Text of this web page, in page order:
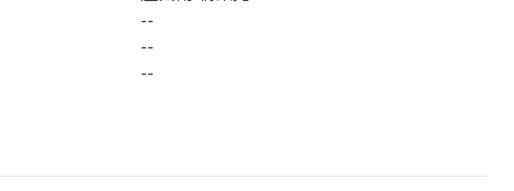
--
--
--